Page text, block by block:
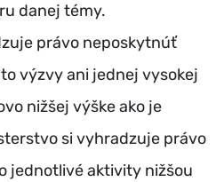
danej témy.
právo neposkytnúť
výzvy ani jednej vysokej
nižšej výške ako je
si vyhradzuje právo
jednotlivé aktivity nižšou